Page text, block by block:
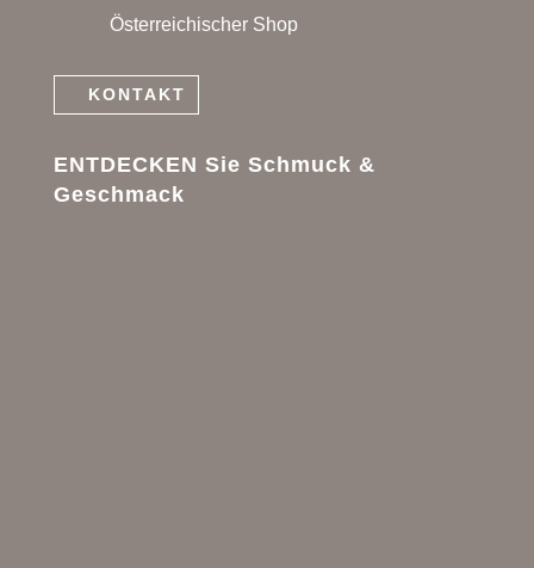
Österreichischer Shop
KONTAKT
ENTDECKEN Sie Schmuck &
Geschmack